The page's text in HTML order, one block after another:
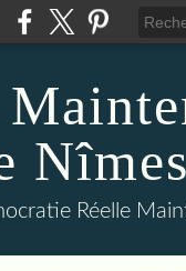
Nîmes
Réelle